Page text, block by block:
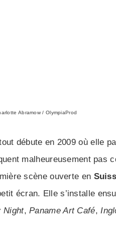
Abramow / OlympiaProd
débute en 2009 où elle
malheureusement pas
scène ouverte en
écran. Elle s’installe
Night,Paname Art Café,